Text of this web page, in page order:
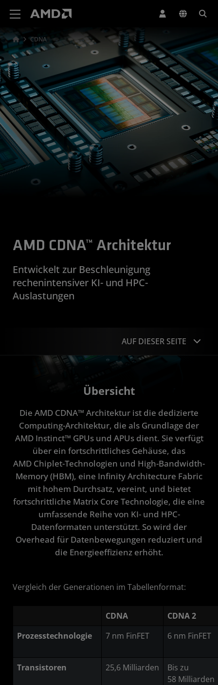
CDNA
AMD CDNA™ Architektur
Entwickelt zur Beschleunigung
rechenintensiver KI- und HPC-
Auslastungen
AUF DIESER SEITE
CDNA 4
CDNA 3
CDNA 2
CDNA
Ressourcen
Übersicht
Die AMD CDNA™ Architektur ist die dedizierte
Computing-Architektur, die als Grundlage der
AMD Instinct™ GPUs und APUs dient. Sie verfügt
über ein fortschrittliches Gehäuse, das
AMD Chiplet-Technologien und High-Bandwidth-
Memory (HBM), eine Infinity Architecture Fabric
mit hohem Durchsatz, vereint, und bietet
fortschrittliche Matrix Core Technologie, die eine
umfassende Reihe von KI- und HPC-
Datenformaten unterstützt. So wird der
Overhead für Datenbewegungen reduziert und
die Energieeffizienz erhöht.
Vergleich der Generationen im Tabellenformat:
CDNA
CDNA 2
Prozesstechnologie
7 nm FinFET 6 nm FinFET
Transistoren 25,6 Milliarden
Bis zu
58 Milliarden